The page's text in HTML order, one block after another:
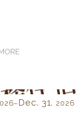
Dec. 31. 2026